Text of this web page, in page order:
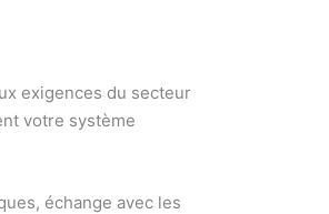
exigences du secteur
votre système
échange avec les